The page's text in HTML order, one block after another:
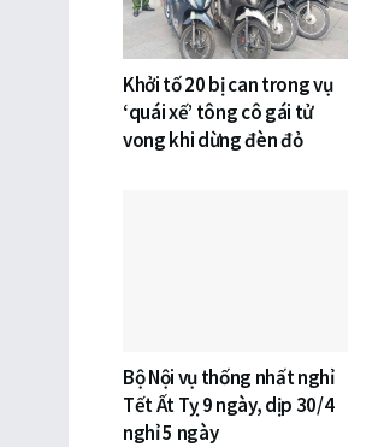
Khởi tố 20 bị can trong vụ
‘quái xế’ tông cô gái tử
vong khi dừng đèn đỏ
Bộ Nội vụ thống nhất nghỉ
Tết Ất Tỵ 9 ngày, dịp 30/4
nghỉ 5 ngày